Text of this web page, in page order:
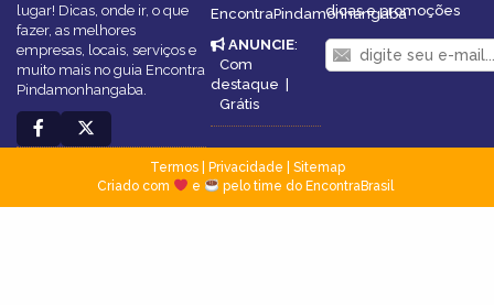
lugar! Dicas, onde ir, o que
fazer, as melhores
empresas, locais, serviços e
muito mais no guia Encontra
Pindamonhangaba.
EncontraPindamonhangaba
ANUNCIE:
Com
destaque
Grátis
dicas e promoções
Termos| Privacidade
Sitemap
Criado com
e pelo time do EncontraBrasil